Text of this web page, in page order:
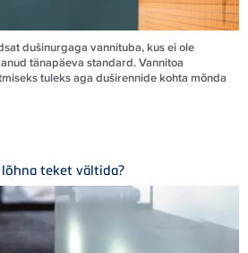
dušinurgaga vannituba, kus ei ole
tänapäeva standard. Vannitoa
tuleks aga duširennide kohta mõnda
teket vältida?